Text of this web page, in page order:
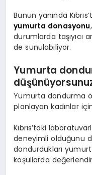
Bunun yanında
yumurta donasyonu
durumlarda taşıyıcı
de sunulabiliyor.
Yumurta
Yumurta dondurma
planlayan kadınlar
Kıbrıs’taki
deneyimli olduğunu
dondurdukları
koşullarda